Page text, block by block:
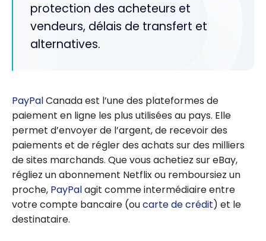
protection des acheteurs et
vendeurs, délais de transfert et
alternatives.
PayPalCanada est l’une des plateformes de
paiement en ligne les plus utilisées au pays. Elle
permet d’envoyer de l’argent, de recevoir des
paiements et de régler des achats sur des milliers
de sites marchands. Que vous achetiez sur eBay,
régliez un abonnement Netflix ou remboursiez un
proche, PayPalagit comme intermédiaire entre
votre compte bancaire (oucarte de crédit) et le
destinataire.